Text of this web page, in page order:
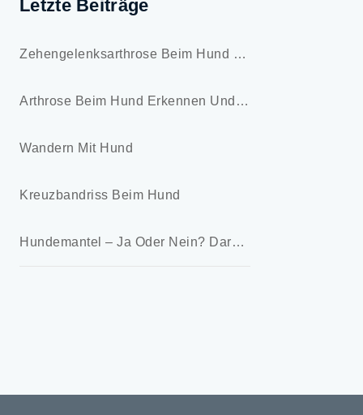
Letzte Beiträge
Zehengelenksarthrose Beim Hund – Symptome Und Behandlung
Arthrose Beim Hund Erkennen Und Lindern
Wandern Mit Hund
Kreuzbandriss Beim Hund
Hundemantel – Ja Oder Nein? Darauf Kommt Es An!